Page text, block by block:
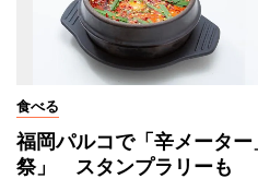
食べる
福岡パルコで「辛メータ
祭」 スタンプラリーも